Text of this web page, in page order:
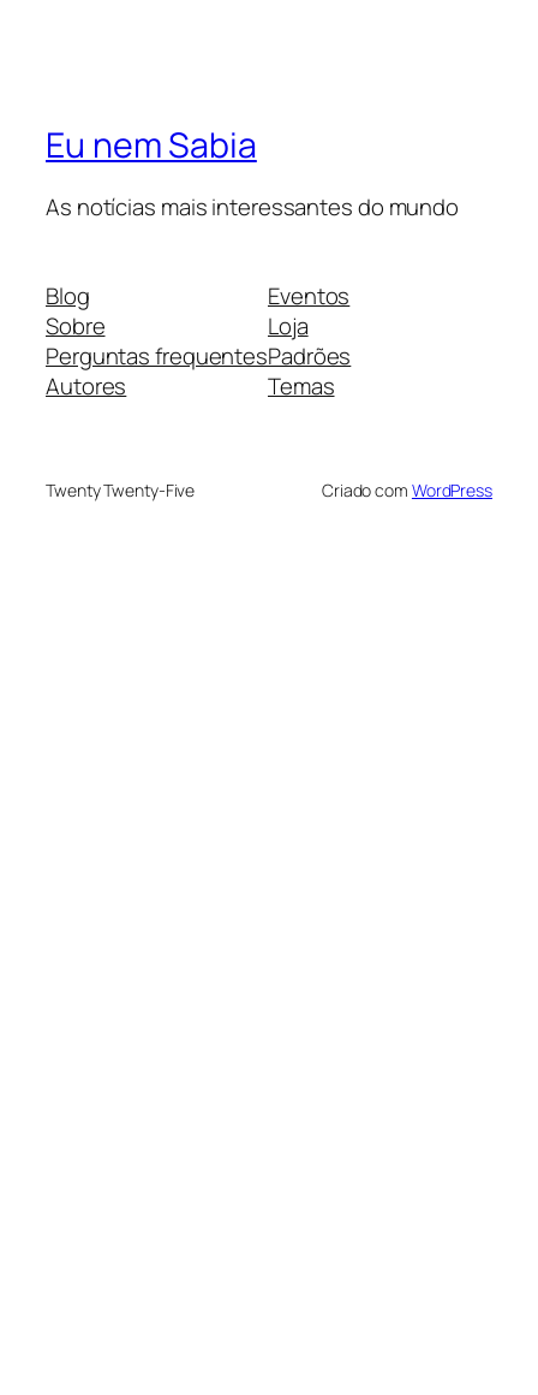
Eu nem Sabia
As notícias mais interessantes do mundo
Blog
Sobre
Perguntas frequentes
Autores
Eventos
Loja
Padrões
Temas
Twenty Twenty-Five Criado com WordPress